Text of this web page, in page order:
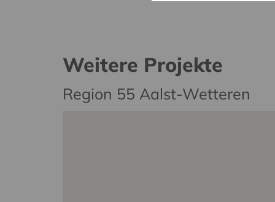
Weitere Projekte
Region 55 Aalst-Wetteren